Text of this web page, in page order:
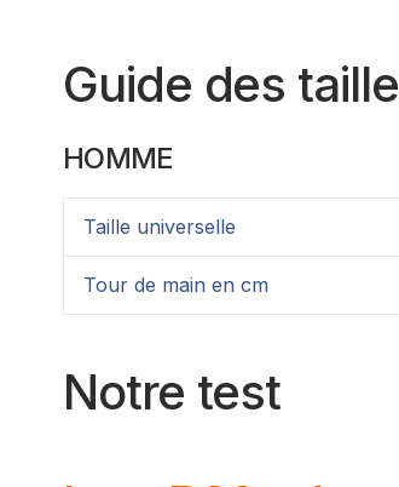
Guide des
HOMME
Taille universelle
Tour de main en cm
Notre test